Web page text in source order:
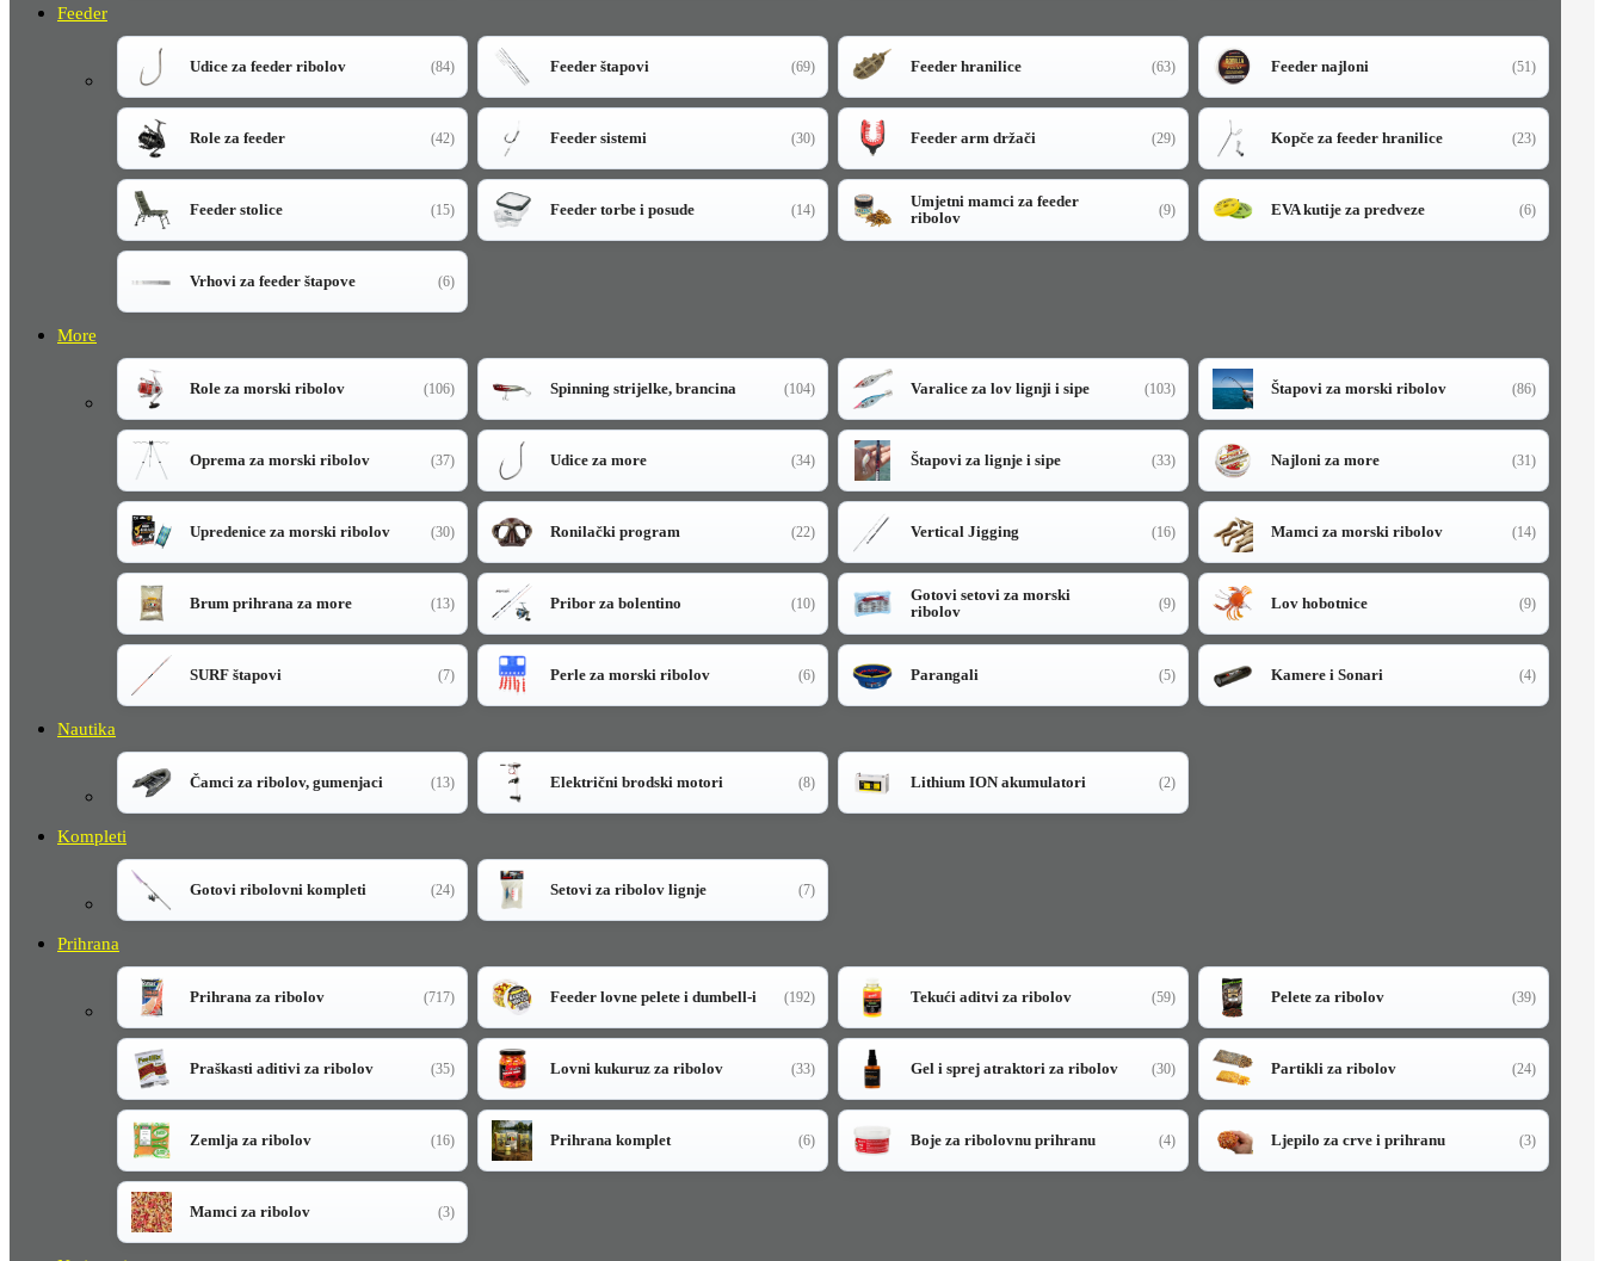
Feeder
Udice za feeder ribolov (84) Feeder štapovi (69) Feeder hranilice (63) Feeder najloni (51)
Role za feeder (42) Feeder sistemi (30) Feeder arm držači (29) Kopče za feeder hranilice (23)
Feeder stolice (15) Feeder torbe i posude (14)
Umjetni mamci za feeder
ribolov
(9) EVA kutije za predveze (6)
Vrhovi za feeder štapove (6)
More
Role za morski ribolov (106) Spinning strijelke, brancina (104) Varalice za lov lignji i sipe (103) Štapovi za morski ribolov (86)
Oprema za morski ribolov (37) Udice za more (34) Štapovi za lignje i sipe (33) Najloni za more (31)
Upredenice za morski ribolov (30) Ronilački program (22) Vertical Jigging (16) Mamci za morski ribolov (14)
Brum prihrana za more (13) Pribor za bolentino (10)
Gotovi setovi za morski
ribolov
(9) Lov hobotnice (9)
SURF štapovi (7) Perle za morski ribolov (6) Parangali (5) Kamere i Sonari (4)
Nautika
Čamci za ribolov, gumenjaci (13) Električni brodski motori (8) Lithium ION akumulatori (2)
Kompleti
Gotovi ribolovni kompleti (24) Setovi za ribolov lignje (7)
Prihrana
Prihrana za ribolov (717) Feeder lovne pelete i dumbell-i (192) Tekući aditvi za ribolov (59) Pelete za ribolov (39)
Praškasti aditivi za ribolov (35) Lovni kukuruz za ribolov (33) Gel i sprej atraktori za ribolov (30) Partikli za ribolov (24)
Zemlja za ribolov (16) Prihrana komplet (6) Boje za ribolovnu prihranu (4) Ljepilo za crve i prihranu (3)
Mamci za ribolov (3)